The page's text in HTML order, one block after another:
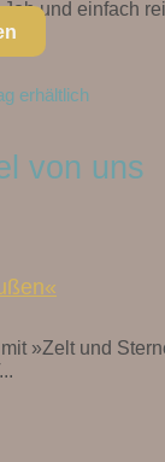
und einfach
erhältlich
von uns
»Zelt und